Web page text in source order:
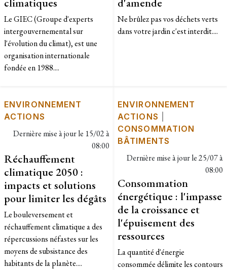
Le GIEC (Groupe d'experts
intergouvernemental sur
l'évolution du climat), est une
organisation internationale
fondée en 1988....
Ne brûlez pas vos déchets verts
dans votre jardin c'est interdit....
ENVIRONNEMENT
ACTIONS
Dernière mise à jour le 15/02 à
08:00
Réchauffement
climatique 2050 :
impacts et solutions
pour limiter les dégâts
Le bouleversement et
réchauffement climatique a des
répercussions néfastes sur les
moyens de subsistance des
habitants de la planète....
ENVIRONNEMENT
ACTIONS
CONSOMMATION
BÂTIMENTS
Dernière mise à jour le25/07 à
08:00
Consommation
énergétique : l'impasse
de la croissance et
l'épuisement des
ressources
La quantité d'énergie
consommée délimite les contours